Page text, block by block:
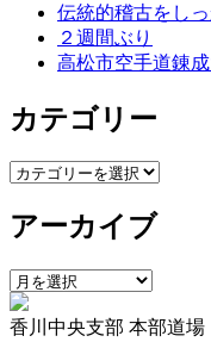
伝統的稽古をし
２週間ぶり
高松市空手道錬
カテゴリー
カ
ゴ
ー
アーカイブ
ア
ー
カ
香川中央支部 本部道